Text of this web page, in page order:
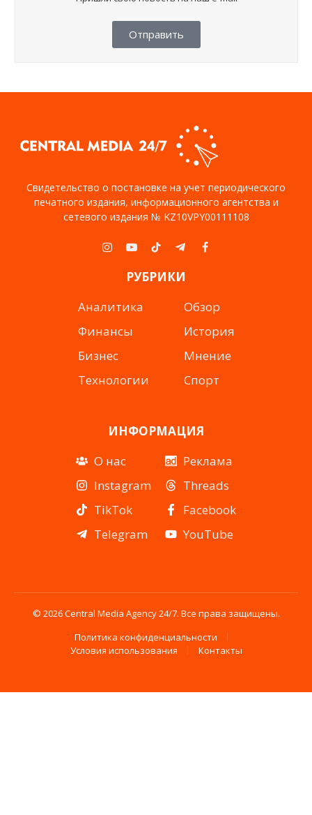
Отправить
Свидетельство о постановке на учет периодического
печатного издания, информационного агентства и
сетевого издания № KZ10VPY00111108
Instagram
YouTubeTikTokTelegramFacebook
РУБРИКИ
Аналитика
Финансы
Бизнес
Технологии
Обзор
История
Мнение
Спорт
ИНФОРМАЦИЯ
О нас
Instagram
TikTok
Telegram
Реклама
Threads
Facebook
YouTube
© 2026 Central Media Agency 24/7. Все права защищены.
Политика конфиденциальности
Условия использования
Контакты